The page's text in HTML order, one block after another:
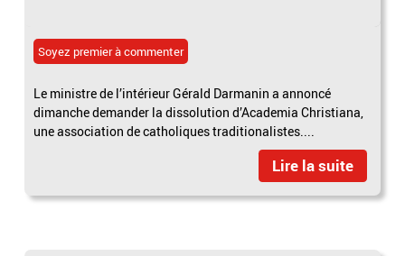
Soyez premier à commenter
Le ministre de l’intérieur Gérald Darmanin a annoncé
dimanche demander la dissolution d’Academia Christiana,
une association de catholiques traditionalistes....
Lire la suite